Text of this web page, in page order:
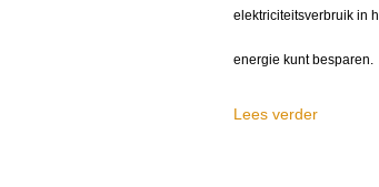
elektriciteitsverbruik in
energie kunt
Lees verder